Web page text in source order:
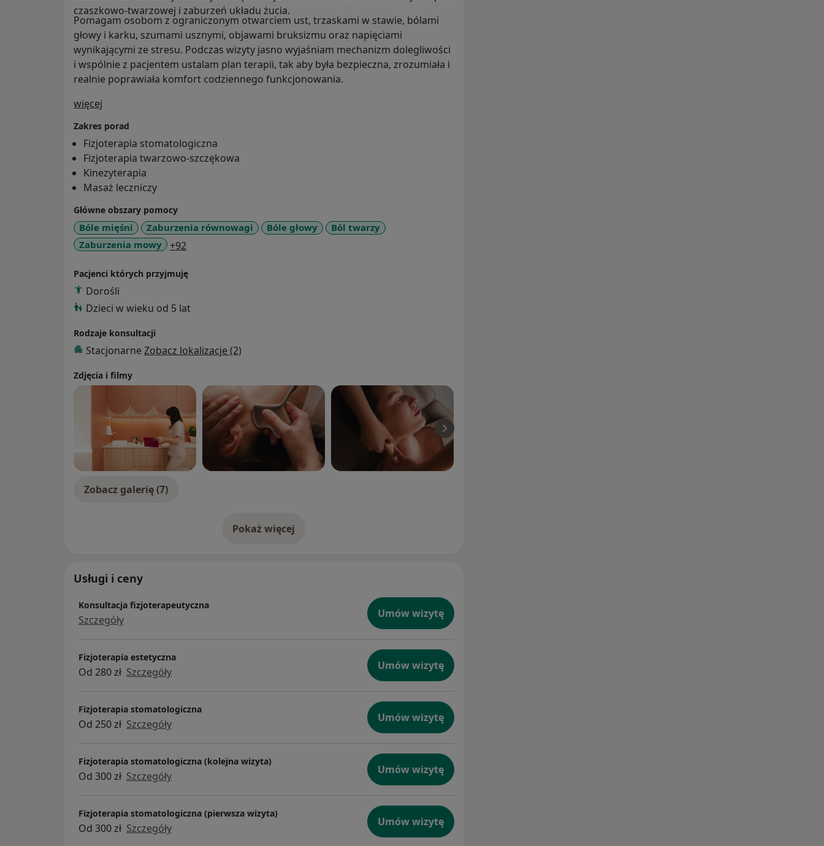
czaszkowo-twarzowej i zaburzeń układu żucia.
Pomagam osobom z ograniczonym otwarciem ust, trzaskami w stawie, bólami
głowy i karku, szumami usznymi, objawami bruksizmu oraz napięciami
wynikającymi ze stresu. Podczas wizyty jasno wyjaśniam mechanizm dolegliwości
i wspólnie z pacjentem ustalam plan terapii, tak aby była bezpieczna, zrozumiała i
realnie poprawiała komfort codziennego funkcjonowania.
więcej
Zakres porad
Fizjoterapia stomatologiczna
Fizjoterapia twarzowo-szczękowa
Kinezyterapia
Masaż leczniczy
Główne obszary pomocy
Bóle mięśni Zaburzenia równowagi Bóle głowy
Ból twarzy
Zaburzenia mowy
+92
Pacjenci których przyjmuję
Dorośli
Dzieci w wieku od 5 lat
Rodzaje konsultacji
Stacjonarne Zobacz lokalizacje (2)
Zdjęcia i filmy
Zobacz galerię (7)
Pokaż więcejo doświadczeniu
Usługi i ceny
Konsultacja fizjoterapeutyczna
Szczegóły Umów wizytę
Fizjoterapia estetyczna
Od 280 zł Szczegóły Umów wizytę
Fizjoterapia stomatologiczna
Od 250 zł Szczegóły Umów wizytę
Fizjoterapia stomatologiczna (kolejna wizyta)
Od 300 zł Szczegóły Umów wizytę
Fizjoterapia stomatologiczna (pierwsza wizyta)
Od 300 zł Szczegóły Umów wizytę